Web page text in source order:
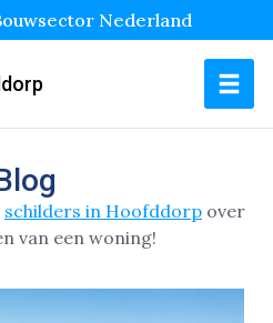
Nederland
schilders in Hoofddorp over
van een woning!